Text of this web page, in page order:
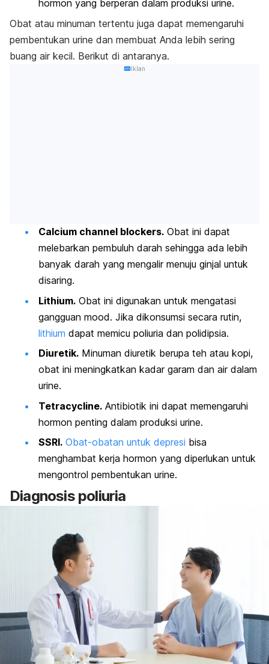
hormon yang berperan dalam produksi urine.
Obat atau minuman tertentu juga dapat memengaruhi
pembentukan urine dan membuat Anda lebih sering
buang air kecil. Berikut di antaranya.
Iklan
Calcium channel blockers. Obat ini dapat
melebarkan pembuluh darah sehingga ada lebih
banyak darah yang mengalir menuju ginjal untuk
disaring.
Lithium. Obat ini digunakan untuk mengatasi
gangguan mood. Jika dikonsumsi secara rutin,
lithium dapat memicu poliuria dan polidipsia.
Diuretik. Minuman diuretik berupa teh atau kopi,
obat ini meningkatkan kadar garam dan air dalam
urine.
Tetracycline. Antibiotik ini dapat memengaruhi
hormon penting dalam produksi urine.
SSRI. Obat-obatan untuk depresi bisa
menghambat kerja hormon yang diperlukan untuk
mengontrol pembentukan urine.
Diagnosis poliuria